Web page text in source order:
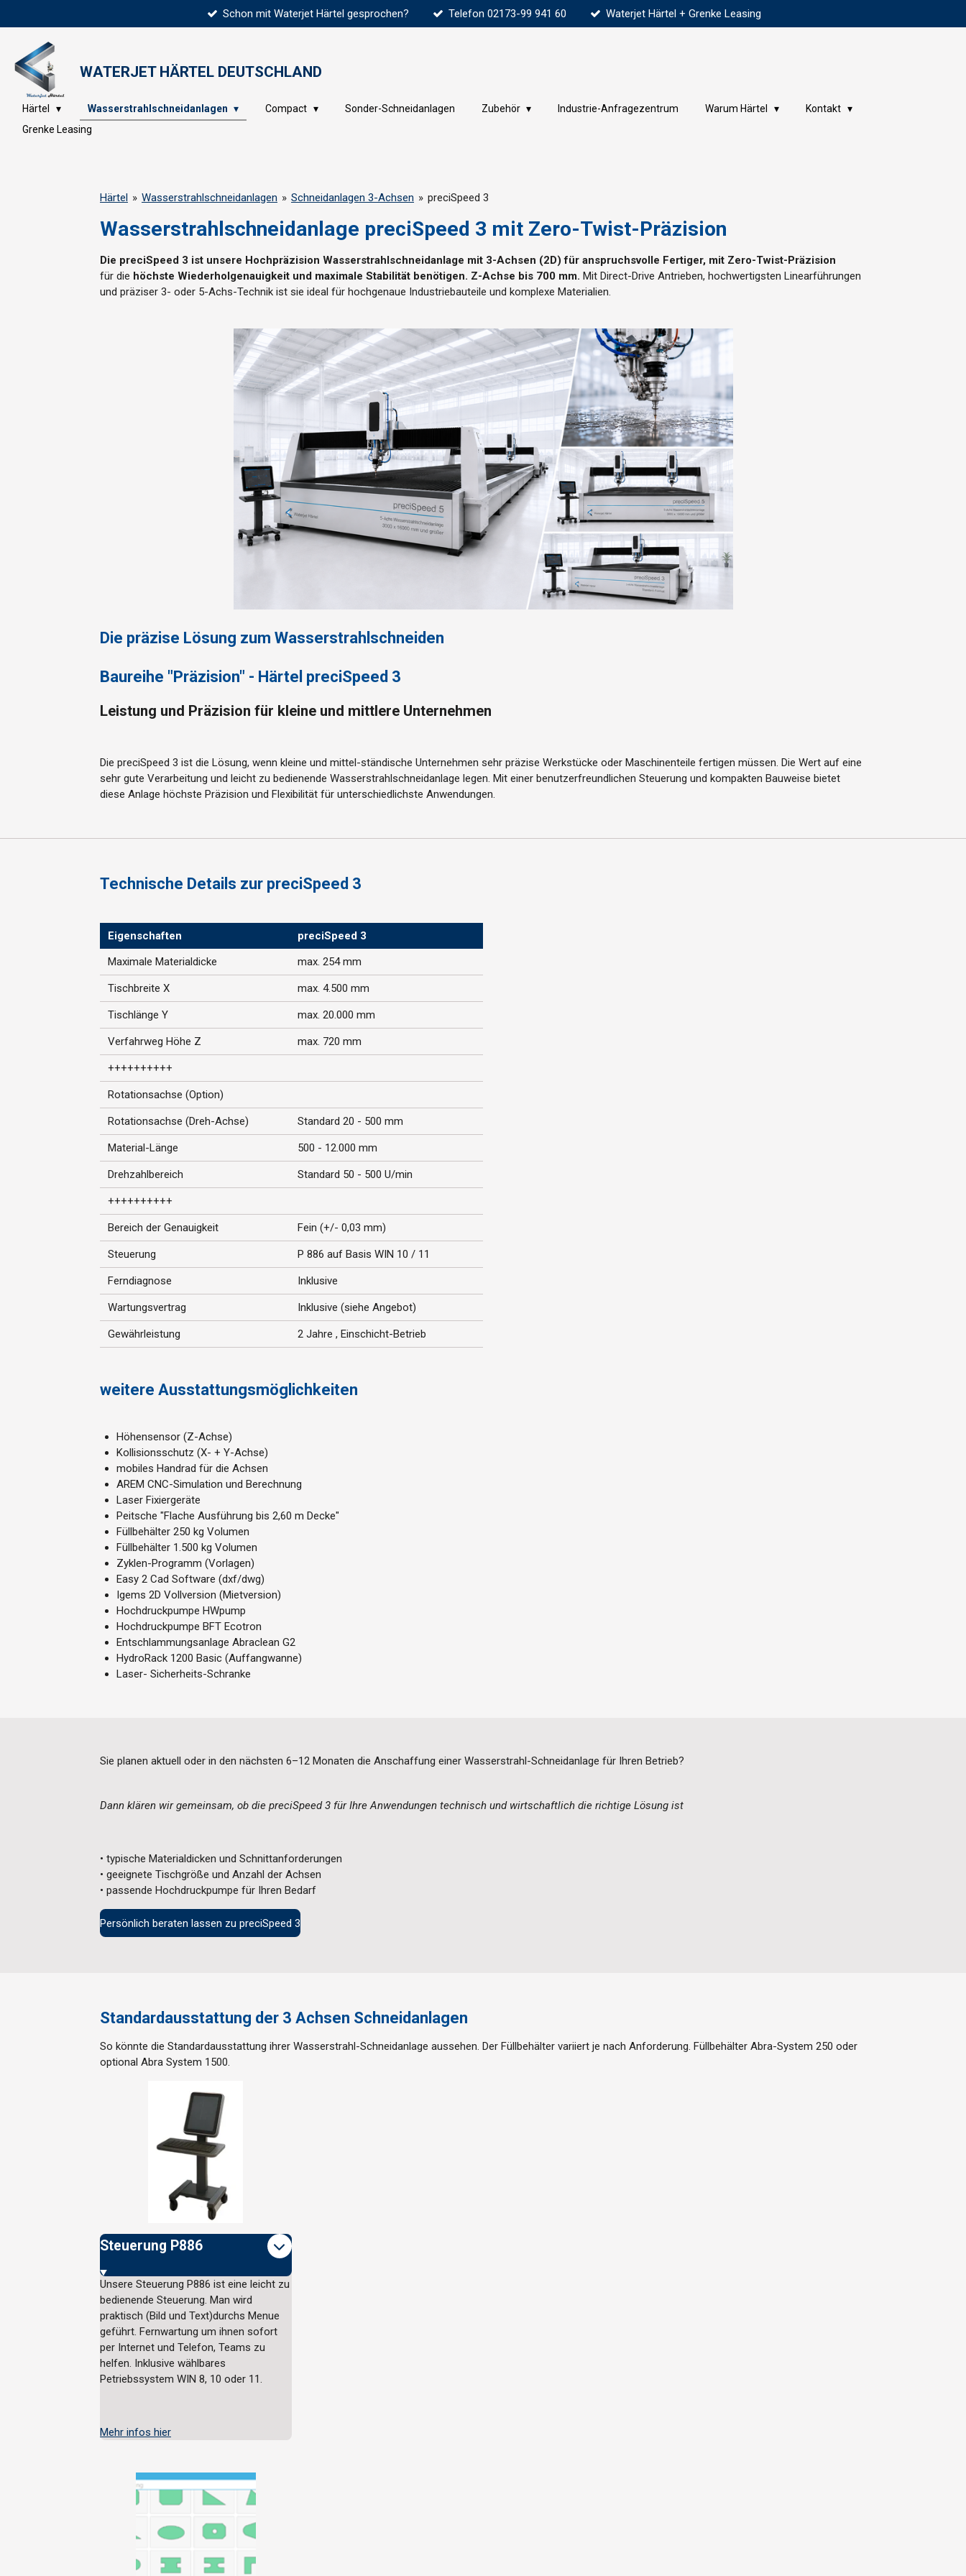
Hauptinhalt
springen
Schon mit Waterjet Härtel gesprochen? Telefon 02173-99 941 60 Waterjet Härtel + Grenke Leasing
WATERJET HÄRTEL DEUTSCHLAND
Härtel Wasserstrahlschneidanlagen Compact Sonder-Schneidanlagen Zubehör Industrie-Anfragezentrum Warum Härtel
Kontakt
Grenke Leasing
Härtel » Wasserstrahlschneidanlagen » Schneidanlagen 3-Achsen » preciSpeed 3
Wasserstrahlschneidanlage preciSpeed 3 mit Zero-Twist-Präzision
Die preciSpeed 3 ist unsere Hochpräzision Wasserstrahlschneidanlage mit 3-Achsen (2D) für anspruchsvolle Fertiger, mit Zero-Twist-Präzision
für die höchste Wiederholgenauigkeit und maximale Stabilität benötigen. Z-Achse bis 700 mm. Mit Direct-Drive Antrieben, hochwertigsten Linearführungen
und präziser 3- oder 5-Achs-Technik ist sie ideal für hochgenaue Industriebauteile und komplexe Materialien.
Die präzise Lösung zum Wasserstrahlschneiden
Baureihe "Präzision" - Härtel preciSpeed 3
Leistung und Präzision für kleine und mittlere Unternehmen
Die preciSpeed 3 ist die Lösung, wenn kleine und mittel-ständische Unternehmen sehr präzise Werkstücke oder Maschinenteile fertigen müssen. Die Wert auf eine
sehr gute Verarbeitung und leicht zu bedienende Wasserstrahlschneidanlage legen. Mit einer benutzerfreundlichen Steuerung und kompakten Bauweise bietet
diese Anlage höchste Präzision und Flexibilität für unterschiedlichste Anwendungen.
Technische Details zur preciSpeed 3
Eigenschaften
preciSpeed 3
Maximale Materialdicke
max. 254 mm
Tischbreite X max. 4.500 mm
Tischlänge Y max. 20.000 mm
Verfahrweg Höhe Z max. 720 mm
++++++++++
Rotationsachse (Option)
Rotationsachse (Dreh-Achse) Standard 20 - 500 mm
Material-Länge 500 - 12.000 mm
Drehzahlbereich Standard 50 - 500 U/min
++++++++++
Bereich der Genauigkeit Fein (+/- 0,03 mm)
Steuerung P 886 auf Basis WIN 10 / 11
Ferndiagnose Inklusive
Wartungsvertrag Inklusive (siehe Angebot)
Gewährleistung 2 Jahre , Einschicht-Betrieb
weitere Ausstattungsmöglichkeiten
Höhensensor (Z-Achse)
Kollisionsschutz (X- + Y-Achse)
mobiles Handrad für die Achsen
AREM CNC-Simulation und Berechnung
Laser Fixiergeräte
Peitsche "Flache Ausführung bis 2,60 m Decke"
Füllbehälter 250 kg Volumen
Füllbehälter 1.500 kg Volumen
Zyklen-Programm (Vorlagen)
Easy 2 Cad Software (dxf/dwg)
Igems 2D Vollversion (Mietversion)
Hochdruckpumpe HWpump
Hochdruckpumpe BFT Ecotron
Entschlammungsanlage Abraclean G2
HydroRack 1200 Basic (Auffangwanne)
Laser- Sicherheits-Schranke
Sie planen aktuell oder in den nächsten 6–12 Monaten die Anschaffung einer Wasserstrahl-Schneidanlage für Ihren Betrieb?
Dann klären wir gemeinsam, ob die preciSpeed 3 für Ihre Anwendungen technisch und wirtschaftlich die richtige Lösung ist
• typische Materialdicken und Schnittanforderungen
• geeignete Tischgröße und Anzahl der Achsen
• passende Hochdruckpumpe für Ihren Bedarf
Persönlich beraten lassen zu preciSpeed 3
Standardausstattung der 3 Achsen Schneidanlagen
So könnte die Standardausstattung ihrer Wasserstrahl-Schneidanlage aussehen. Der Füllbehälter variiert je nach Anforderung. Füllbehälter Abra-System 250 oder
optional Abra System 1500.
Steuerung P886
Unsere Steuerung P886 ist eine leicht zu
bedienende Steuerung. Man wird
praktisch (Bild und Text)durchs Menue
geführt. Fernwartung um ihnen sofort
per Internet und Telefon, Teams zu
helfen. Inklusive wählbares
Petriebssystem WIN 8, 10 oder 11.
Mehr infos hier